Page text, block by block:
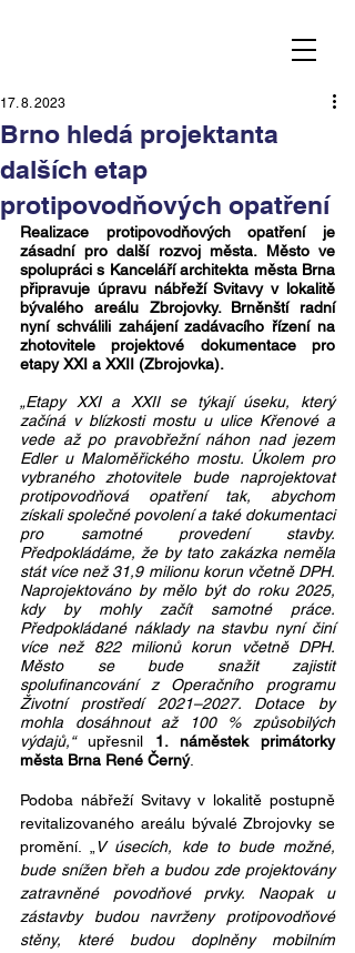
Brno hledá projektanta
dalších etap
protipovodňových opatření
17. 8. 2023
Realizace protipovodňových opatření je
zásadní pro další rozvoj města. Město ve
spolupráci s Kanceláří architekta města Brna
připravuje úpravu nábřeží Svitavy v lokalitě
bývalého areálu Zbrojovky. Brněnští radní
nyní schválili zahájení zadávacího řízení na
zhotovitele projektové dokumentace pro
etapy XXI a XXII (Zbrojovka).
„Etapy XXI a XXII se týkají úseku, který
začíná v blízkosti mostu u ulice Křenové a
vede až po pravobřežní náhon nad jezem
Edler u Maloměřického mostu. Úkolem pro
vybraného zhotovitele bude naprojektovat
protipovodňová opatření tak, abychom
získali společné povolení a také dokumentaci
pro samotné provedení stavby.
Předpokládáme, že by tato zakázka neměla
stát více než 31,9 milionu korun včetně DPH.
Naprojektováno by mělo být do roku 2025,
kdy by mohly začít samotné práce.
Předpokládané náklady na stavbu nyní činí
více než 822 milionů korun včetně DPH.
Město se bude snažit zajistit
spolufinancování z Operačního programu
Životní prostředí 2021–2027. Dotace by
mohla dosáhnout až 100 % způsobilých
výdajů,“ upřesnil 1. náměstek primátorky
města Brna René Černý.
Podoba nábřeží Svitavy v lokalitě postupně
revitalizovaného areálu bývalé Zbrojovky se
promění. „
V úsecích, kde to bude možné,
bude snížen břeh a budou zde projektovány
zatravněné povodňové prvky. Naopak u
zástavby budou navrženy protipovodňové
stěny, které budou doplněny mobilním